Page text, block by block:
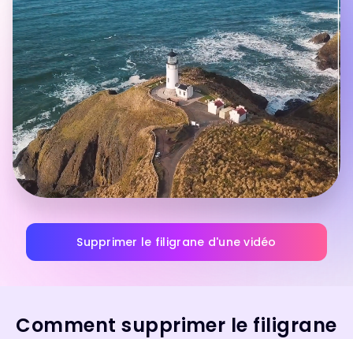
Supprimer le filigrane d'une vidéo
Comment supprimer le filigrane